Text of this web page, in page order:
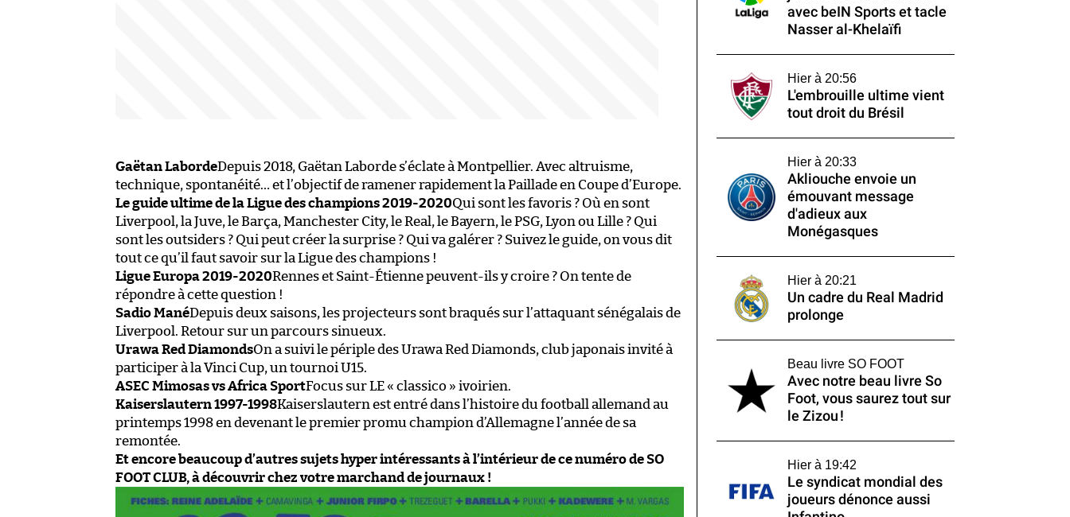
Gaëtan LabordeDepuis 2018, Gaëtan Laborde s’éclate à Montpellier. Avec altruisme,
technique, spontanéité… et l’objectif de ramener rapidement la Paillade en Coupe d’Europe.
Le guide ultime de la Ligue des champions 2019-2020Qui sont les favoris ? Où en sont
Liverpool, la Juve, le Barça, Manchester City, le Real, le Bayern, le PSG, Lyon ou Lille ? Qui
sont les outsiders ? Qui peut créer la surprise ? Qui va galérer ? Suivez le guide, on vous dit
tout ce qu’il faut savoir sur la Ligue des champions !
Ligue Europa 2019-2020Rennes et Saint-Étienne peuvent-ils y croire ? On tente de
répondre à cette question !
Sadio ManéDepuis deux saisons, les projecteurs sont braqués sur l’attaquant sénégalais de
Liverpool. Retour sur un parcours sinueux.
Urawa Red DiamondsOn a suivi le périple des Urawa Red Diamonds, club japonais invité à
participer à la Vinci Cup, un tournoi U15.
ASEC Mimosas vs Africa SportFocus sur LE « classico » ivoirien.
Kaiserslautern 1997-1998Kaiserslautern est entré dans l’histoire du football allemand au
printemps 1998 en devenant le premier promu champion d’Allemagne l’année de sa
remontée.
Et encore beaucoup d’autres sujets hyper intéressants à l’intérieur de ce numéro de SO
FOOT CLUB, à découvrir chez votre marchand de journaux !
avec beIN Sports et tacle
Nasser al-Khelaïfi
Hier à 20:56
L'embrouille ultime vient
tout droit du Brésil
Hier à 20:33
Akliouche envoie un
émouvant message
d'adieux aux
Monégasques
Hier à 20:21
Un cadre du Real Madrid
prolonge
Beau livre SO FOOT
Avec notre beau livre So
Foot, vous saurez tout sur
le Zizou !
Hier à 19:42
Le syndicat mondial des
joueurs dénonce aussi